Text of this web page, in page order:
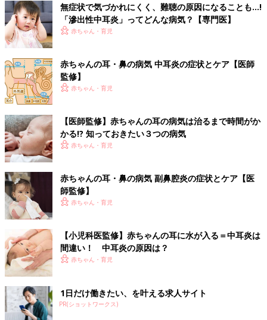
無症状で気づかれにくく、難聴の原因になることも…!
「滲出性中耳炎」ってどんな病気？【専門医】
赤ちゃん・育児
赤ちゃんの耳・鼻の病気 中耳炎の症状とケア【医師
監修】
赤ちゃん・育児
【医師監修】赤ちゃんの耳の病気は治るまで時間がか
かる!? 知っておきたい３つの病気
赤ちゃん・育児
赤ちゃんの耳・鼻の病気 副鼻腔炎の症状とケア【医
師監修】
赤ちゃん・育児
【小児科医監修】赤ちゃんの耳に水が入る＝中耳炎は
間違い！ 中耳炎の原因は？
赤ちゃん・育児
1日だけ働きたい、を叶える求人サイト
PR(ショットワークス)